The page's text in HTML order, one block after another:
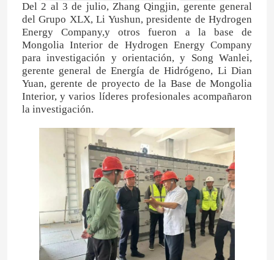
Del 2 al 3 de julio, Zhang Qingjin, gerente general
del Grupo XLX, Li Yushun, presidente de Hydrogen
Energy Company,y otros fueron a la base de
Mongolia Interior de Hydrogen Energy Company
para investigación y orientación, y Song Wanlei,
gerente general de Energía de Hidrógeno, Li Dian
Yuan, gerente de proyecto de la Base de Mongolia
Interior, y varios líderes profesionales acompañaron
la investigación.